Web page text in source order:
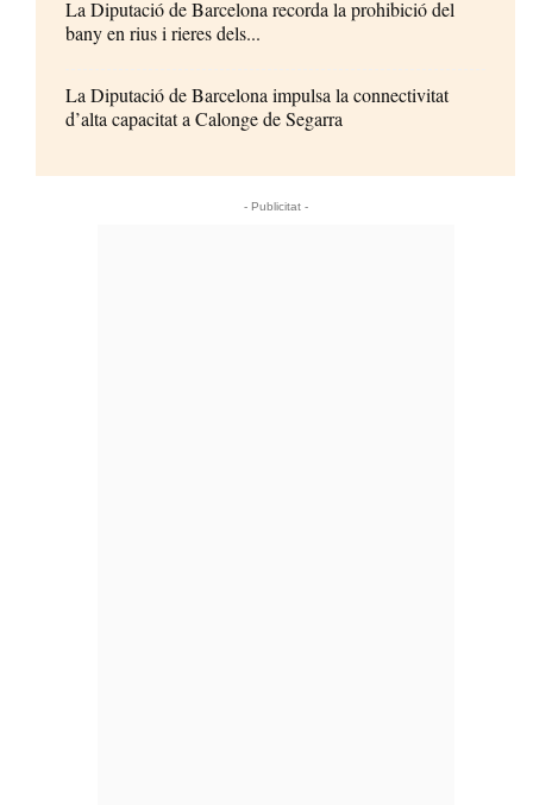
La Diputació de Barcelona recorda la prohibició del
bany en rius i rieres dels...
La Diputació de Barcelona impulsa la connectivitat
d’alta capacitat a Calonge de Segarra
- Publicitat -